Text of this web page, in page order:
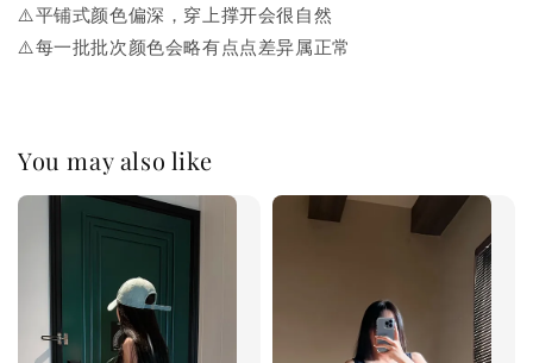
⚠️平铺式颜色偏深，穿上撑开会很自然
⚠️每一批批次颜色会略有点点差异属正常
You may also like